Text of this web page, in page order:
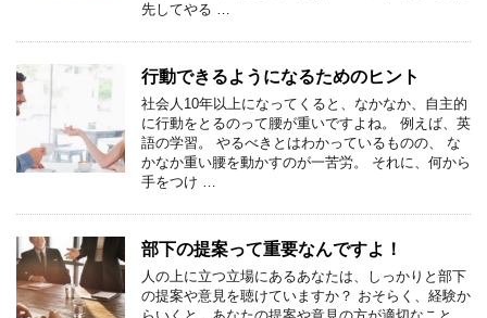
先してやる …
行動できるようになるためのヒント
社会人10年以上になってくると、なかなか、自主的
に行動をとるのって腰が重いですよね。 例えば、英
語の学習。 やるべきとはわかっているものの、 な
かなか重い腰を動かすのが一苦労。 それに、何から
手をつけ …
部下の提案って重要なんですよ！
人の上に立つ立場にあるあなたは、しっかりと部下
の提案や意見を聴けていますか？ おそらく、経験か